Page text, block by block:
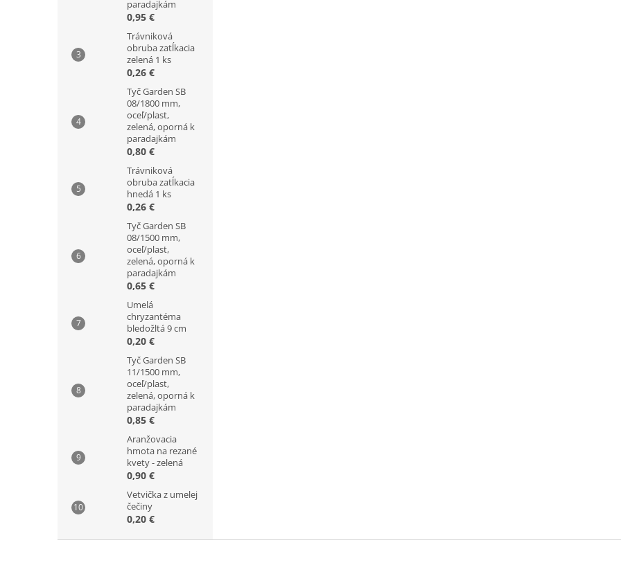
paradajkám
0,95 €
Trávniková
obruba zatĺkacia
zelená 1 ks
0,26 €
Tyč Garden SB
08/1800 mm,
oceľ/plast,
zelená, oporná k
paradajkám
0,80 €
Trávniková
obruba zatĺkacia
hnedá 1 ks
0,26 €
Tyč Garden SB
08/1500 mm,
oceľ/plast,
zelená, oporná k
paradajkám
0,65 €
Umelá
chryzantéma
bledožltá 9 cm
0,20 €
Tyč Garden SB
11/1500 mm,
oceľ/plast,
zelená, oporná k
paradajkám
0,85 €
Aranžovacia
hmota na rezané
kvety - zelená
0,90 €
Vetvička z umelej
čečiny
0,20 €